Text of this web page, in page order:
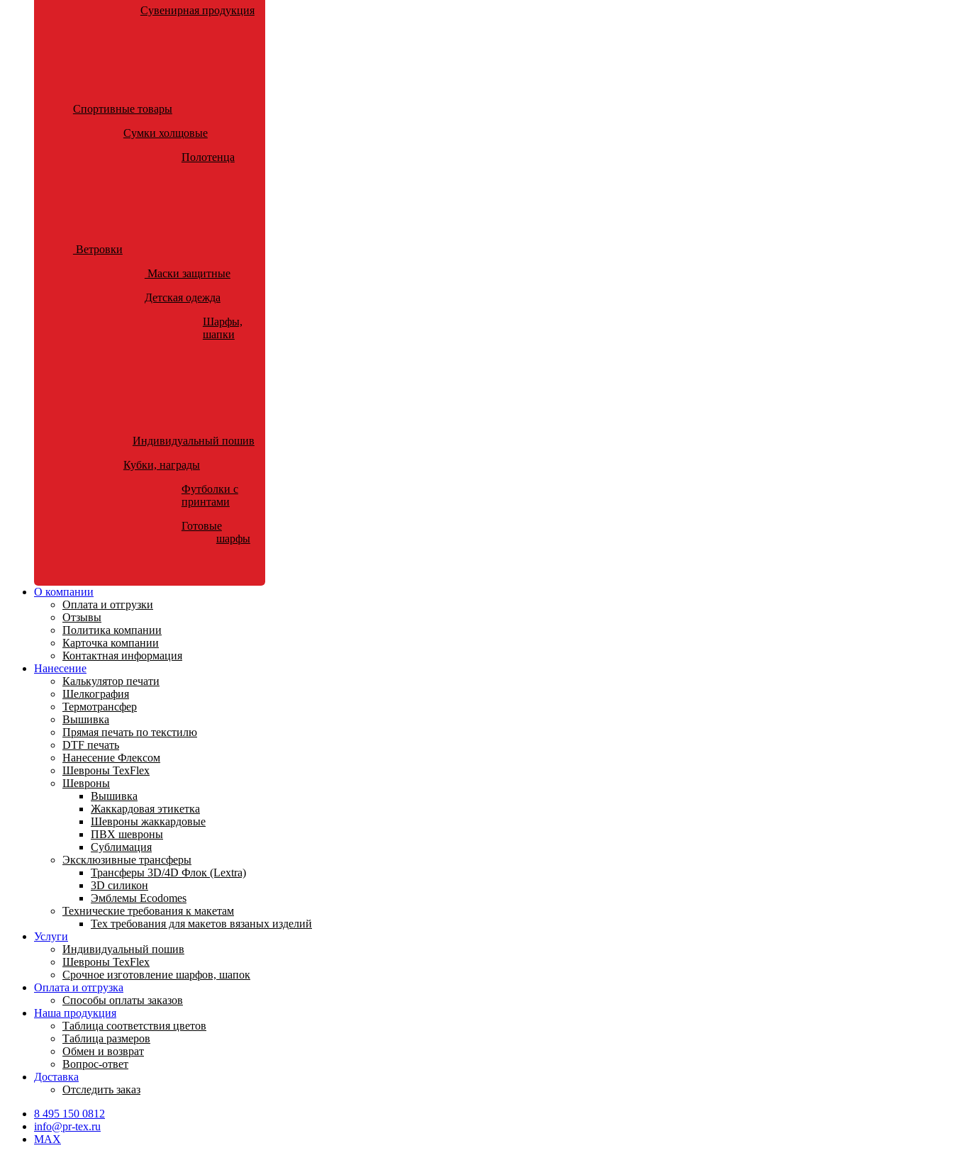
Сувенирная продукция
Спортивные товары
Сумки холщовые
Полотенца
Ветровки
Маски защитные
Детская одежда
Шарфы,
шапки
Индивидуальный пошив
Кубки, награды
Футболки с
принтами
Готовые
шарфы
О компании
Оплата и отгрузки
Отзывы
Политика компании
Карточка компании
Контактная информация
Нанесение
Калькулятор печати
Шелкография
Термотрансфер
Вышивка
Прямая печать по текстилю
DTF печать
Нанесение Флексом
Шевроны TexFlex
Шевроны
Вышивка
Жаккардовая этикетка
Шевроны жаккардовые
ПВХ шевроны
Сублимация
Эксклюзивные трансферы
Трансферы 3D/4D Флок (Lextra)
3D силикон
Эмблемы Ecodomes
Технические требования к макетам
Тех требования для макетов вязаных изделий
Услуги
Индивидуальный пошив
Шевроны TexFlex
Срочное изготовление шарфов, шапок
Оплата и отгрузка
Способы оплаты заказов
Наша продукция
Таблица соответствия цветов
Таблица размеров
Обмен и возврат
Вопрос-ответ
Доставка
Отследить заказ
8 495 150 0812
info@pr-tex.ru
MAX